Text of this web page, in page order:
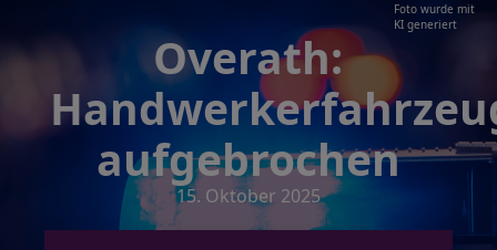
Foto wurde mit
KI generiert
Overath:
aufgebrochen
15. Oktober 2025